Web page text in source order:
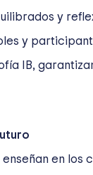
y
y
IB,
en